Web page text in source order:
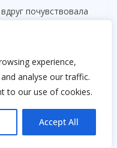
experience,
analyse our traffic.
to our use of cookies.
Accept All
почувствовала
начала
обычная
герой поздней любви